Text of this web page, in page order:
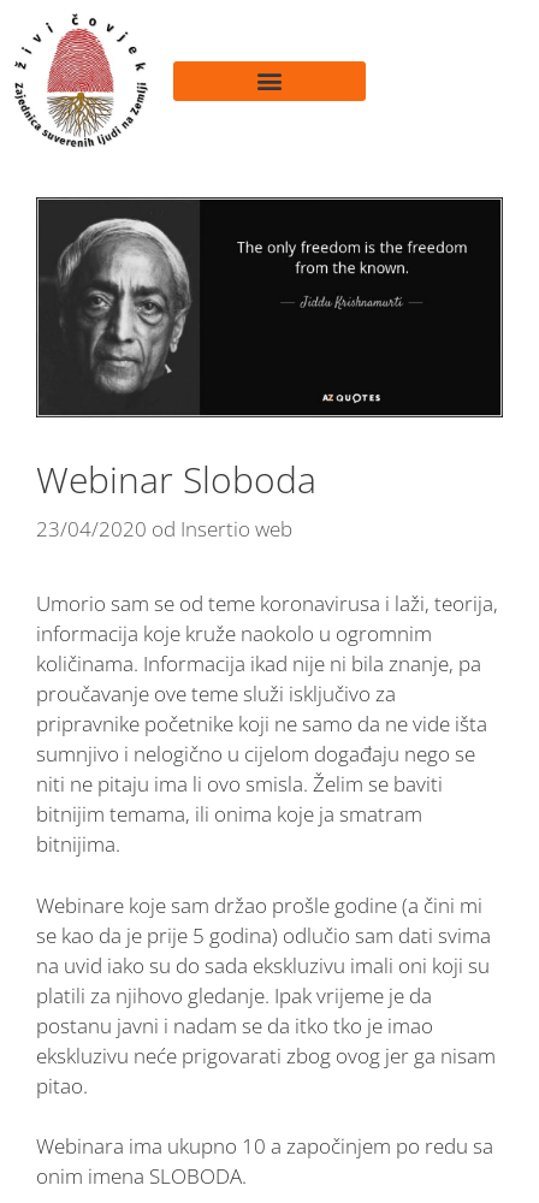
Webinar Sloboda
23/04/2020 od Insertio web
Umorio sam se od teme koronavirusa i laži, teorija,
informacija koje kruže naokolo u ogromnim
količinama. Informacija ikad nije ni bila znanje, pa
proučavanje ove teme služi isključivo za
pripravnike početnike koji ne samo da ne vide išta
sumnjivo i nelogično u cijelom događaju nego se
niti ne pitaju ima li ovo smisla. Želim se baviti
bitnijim temama, ili onima koje ja smatram
bitnijima.
Webinare koje sam držao prošle godine (a čini mi
se kao da je prije 5 godina) odlučio sam dati svima
na uvid iako su do sada ekskluzivu imali oni koji su
platili za njihovo gledanje. Ipak vrijeme je da
postanu javni i nadam se da itko tko je imao
ekskluzivu neće prigovarati zbog ovog jer ga nisam
pitao.
Webinara ima ukupno 10 a započinjem po redu sa
onim imena SLOBODA.